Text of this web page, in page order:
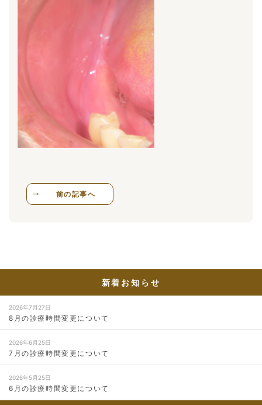
前の記事へ
新着お知らせ
2026年7月27日
8月の診療時間変更について
2026年6月25日
7月の診療時間変更について
2026年5月25日
6月の診療時間変更について